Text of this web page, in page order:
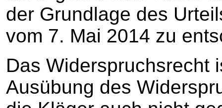
der Grundlage des
vom 7. Mai 2014 zu
Das Widerspruchsrecht
Ausübung des